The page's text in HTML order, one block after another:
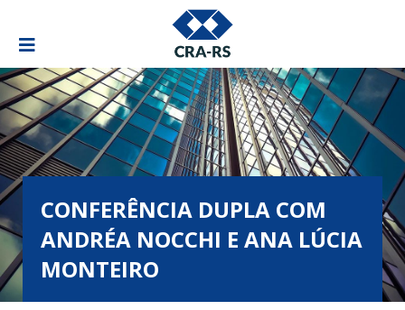
CONFERÊNCIA DUPLA COM
ANDRÉA NOCCHI E ANA LÚCIA
MONTEIRO